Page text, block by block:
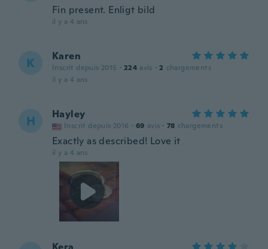
Fin present. Enligt bild
il y a 4 ans
K Karen
Inscrit depuis 2015 · 224 avis · 2 chargements
il y a 4 ans
H Hayley
Inscrit depuis 2016 · 69 avis · 78 chargements
Exactly as described! Love it
il y a 4 ans